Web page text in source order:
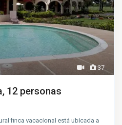
37
12 personas
finca vacacional está ubicada a